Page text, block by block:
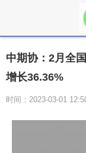
中期协：2月全
增长36.36%
时间：2023-03-01